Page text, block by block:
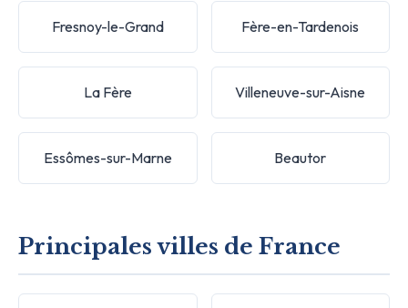
Fresnoy-le-Grand Fère-en-Tardenois
La Fère Villeneuve-sur-Aisne
Essômes-sur-Marne Beautor
Principales villes de France